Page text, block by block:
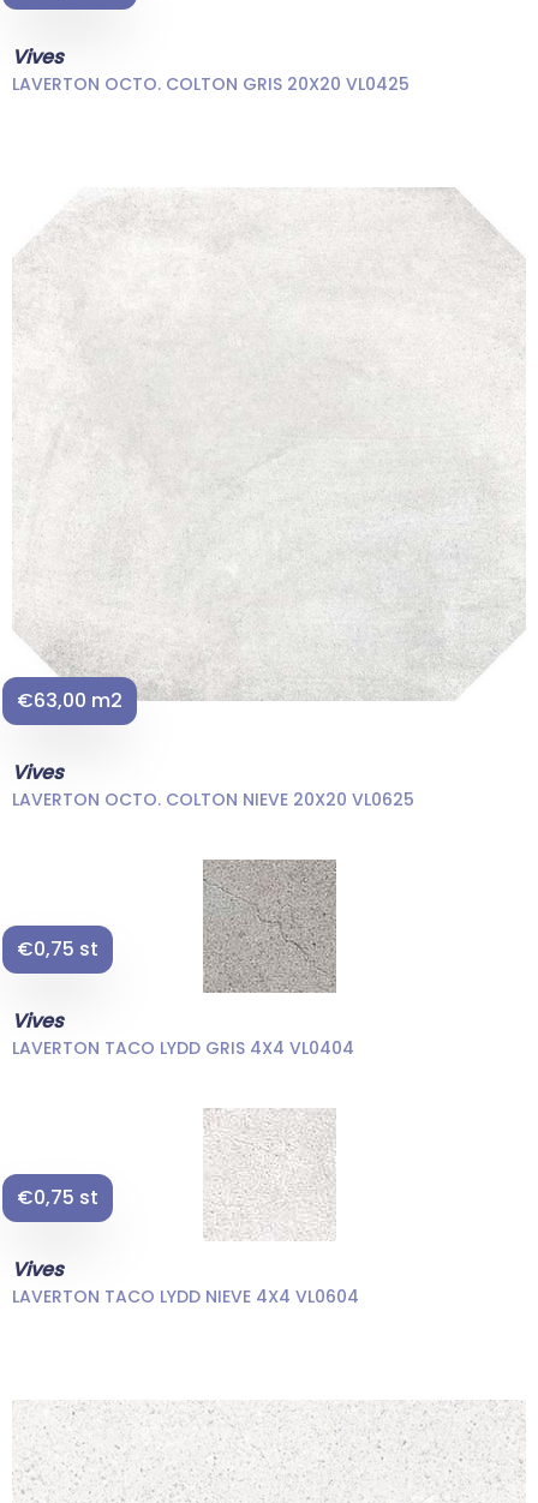
Vives
LAVERTON OCTO. COLTON GRIS 20X20 VL0425
€63,00 m2
Vives
LAVERTON OCTO. COLTON NIEVE 20X20 VL0625
€0,75 st
Vives
LAVERTON TACO LYDD GRIS 4X4 VL0404
€0,75 st
Vives
LAVERTON TACO LYDD NIEVE 4X4 VL0604